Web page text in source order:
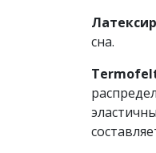
сна.